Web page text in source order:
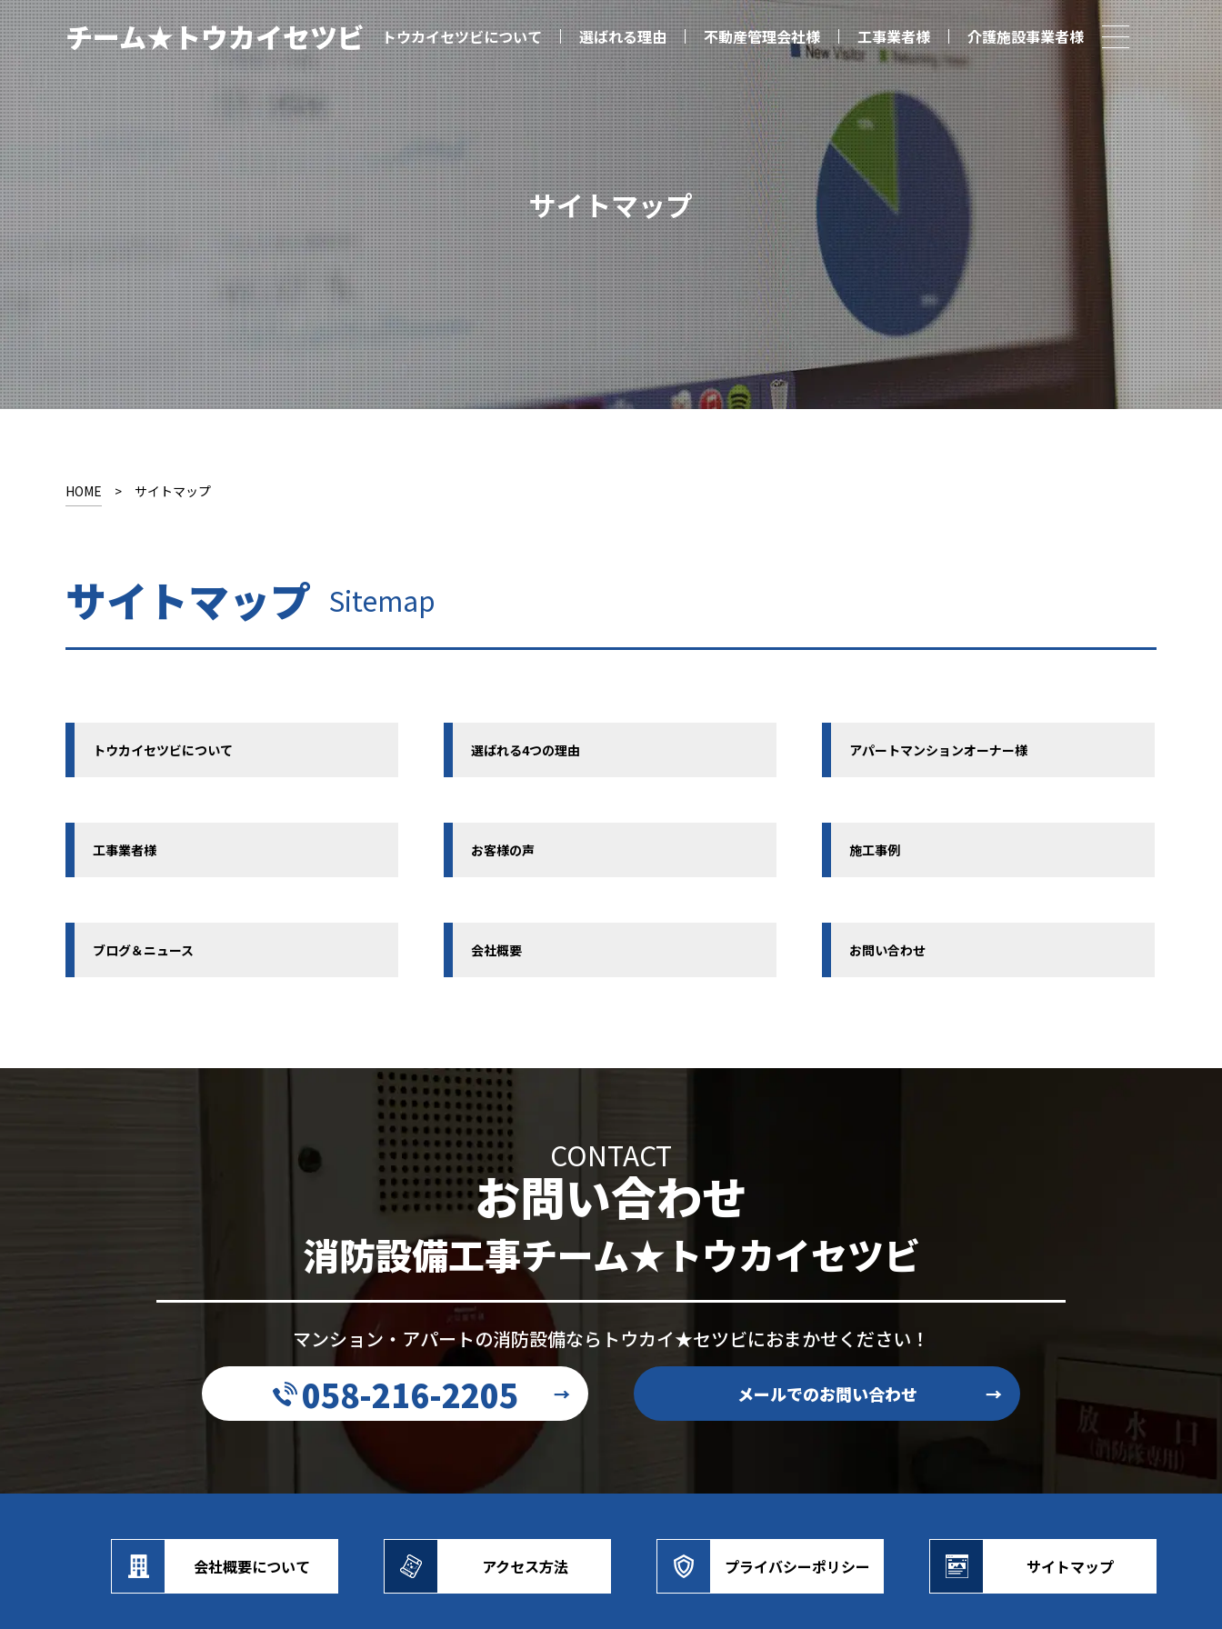
チーム★トウカイセツビ トウカイセツビについて 選ばれる理由 不動産管理会社様 工事業者様 介護施設事業者様
サイトマップ
HOME > サイトマップ
サイトマップ Sitemap
トウカイセツビについて 選ばれる4つの理由 アパートマンションオーナー様
工事業者様 お客様の声 施工事例
ブログ＆ニュース 会社概要 お問い合わせ
CONTACT
お問い合わせ
消防設備工事チーム★トウカイセツビ
マンション・アパートの消防設備なら トウカイ★セツビにおまかせください！
058-216-2205 → メールでのお問い合わせ →
会社概要について アクセス方法 プライバシーポリシー サイトマップ